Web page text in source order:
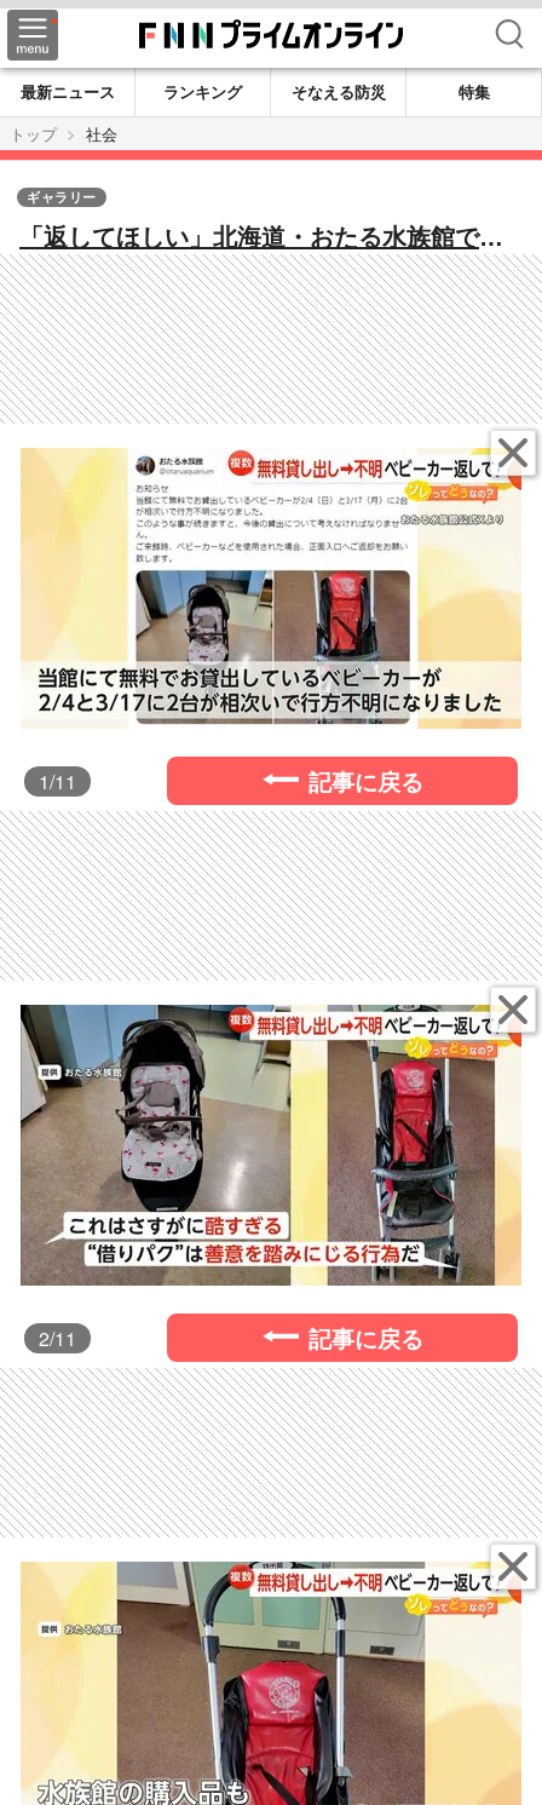
検索
最新ニュース ランキング そなえる防災
特集
トップ
社会
「返してほしい」北海道・おたる水族館で無
料貸し出しベビーカーが行方不明に スーパ
ーのかご持ち去りも多発「半年に100個くら
い」
ギャラリー
1/11 記事に戻る
2/11 記事に戻る